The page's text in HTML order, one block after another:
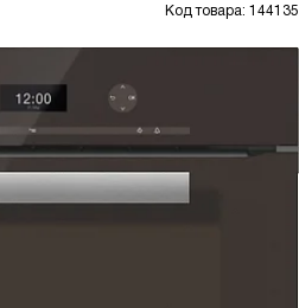
Код товара: 144135